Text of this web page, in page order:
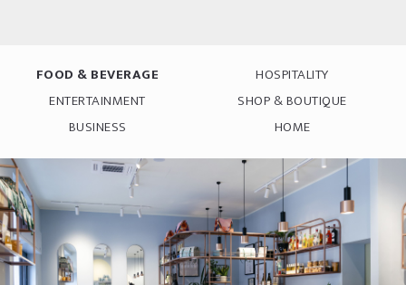
FOOD & BEVERAGE
HOSPITALITY
ENTERTAINMENT
SHOP & BOUTIQUE
BUSINESS
HOME